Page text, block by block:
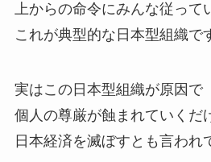
上からの命令にみんな従って
これが典型的な日本型組織で
実はこの日本型組織が原因で
個人の尊厳が蝕まれていくだ
日本経済を滅ぼすとも言われ